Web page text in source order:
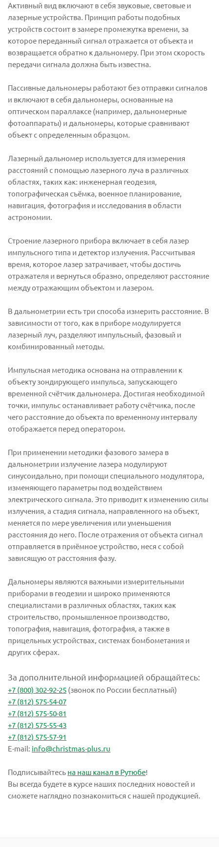
Активный вид включают в себя звуковые, световые и
лазерные устройства. Принцип работы подобных
устройств состоит в замере промежутка времени, за
которое переданный сигнал отражается от объекта и
возвращается обратно к дальномеру. При этом скорость
передачи сигнала должна быть известна.
Пассивные дальномеры работают без отправки сигналов
и включают в себя дальномеры, основанные на
оптическом параллаксе (например, дальномерные
фотоаппараты) и дальномеры, которые сравнивают
объект с определенным образцом.
Лазерный дальномер используется для измерения
расстояний с помощью лазерного луча в различных
областях, таких как: инженерная геодезия,
топографическая съёмка, военное планирование,
навигация, фотография и исследования в области
астрономии.
Строение лазерного прибора включает в себя лазер
импульсного типа и детектор излучения. Рассчитывая
время, которое лазер затрачивает, чтобы достичь
отражателя и вернуться образно, определяют расстояние
между отражающим объектом и лазером.
В дальнометрии есть три способа измерить расстояние. В
зависимости от того, как в приборе модулируется
лазерный луч, разделяют импульсный, фазовый и
комбинированный методы.
Импульсная методика основана на отправлении к
объекту зондирующего импульса, запускающего
временной счётчик дальномера. Достигая необходимой
точки, импульс останавливает работу счётчика, после
чего расстояние до объекта по временному интервалу
отображается перед оператором.
При применении методики фазового замера в
дальнометрии излучение лазера модулируют
синусоидально, при помощи специального модулятора,
изменяющего параметры под воздействием
электрического сигнала. Это приводит к изменению силы
излучения, а стадия сигнала, направленного на объект,
меняется по мере увеличения или уменьшения
расстояния до него. После отражения от объекта сигнал
отправляется в приёмное устройство, неся с собой
зависящую от расстояния фазу.
Дальномеры являются важными измерительными
приборами в геодезии и широко применяются
специалистами в различных областях, таких как
строительство, промышленное производство,
топография, навигация, фотография, а также в
прицельных устройствах, системах бомбометания и
других сферах.
За дополнительной информацией обращайтесь:
+7 (800) 302-92-25 (звонок по России бесплатный)
+7 (812) 575-54-07
+7 (812) 575-50-81
+7 (812) 575-55-43
+7 (812) 575-57-91
E-mail: info@christmas-plus.ru
Подписывайтесь на наш канал в Рутюбе!
Вы всегда будете в курсе наших последних новостей и
сможете наглядно познакомиться с нашей продукцией.